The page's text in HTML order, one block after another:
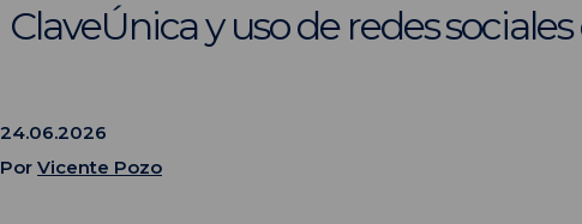
ClaveÚnica y uso de redes
24.06.2026
Por Vicente Pozo